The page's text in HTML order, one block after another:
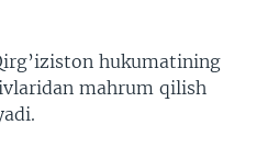
hukumatining
mahrum qilish